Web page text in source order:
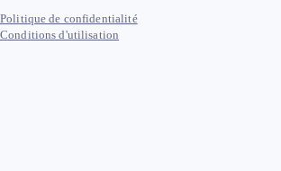
Politique de confidentialité
Conditions d'utilisation